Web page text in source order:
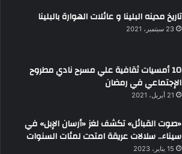
تاريخ مدينه البلينا و عائلات الهوارة بالبلينا
23 سبتمبر، 2021
10 أمسيات ثقافية علي مسرح نادي مطروح
الإجتماعي في رمضان
21 أبريل، 2021
«صوت القبائل» تكشف لغز «أرسان الإبل» في
سيناء.. سلالات عريقة امتدت لمئات السنوات
15 يناير، 2023